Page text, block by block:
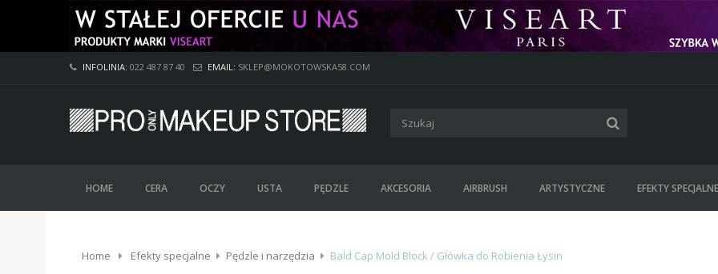
INFOLINIA: 022 487 87 40 EMAIL: SKLEP@MOKOTOWSKA58.COM
HOME CERA OCZY USTA PĘDZLE AKCESORIA AIRBRUSH ARTYSTYCZNE EFEKTY SPECJALNE
Home Efekty specjalne Pędzle i narzędzia Bald Cap Mold Block / Główka do Robienia Łysin